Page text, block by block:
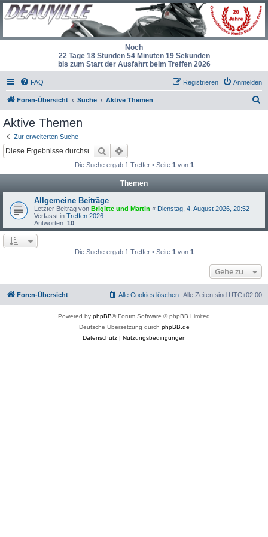
Noch
22 Tage 18 Stunden 54 Minuten 19 Sekunden
bis zum Start der Ausfahrt beim Treffen 2026
FAQ Anmelden
Registrieren
Foren-Übersicht Suche Aktive Themen
Aktive Themen
Zur erweiterten Suche
Suche
Die Suche ergab 1 Treffer • Seite 1von 1
Themen
Allgemeine Beiträge
Letzter Beitrag von Brigitte und Martin « Dienstag, 4. August 2026, 20:52
Verfasst in Treffen 2026
Antworten: 10
Die Suche ergab 1 Treffer • Seite 1von 1
Gehe zu
Foren-Übersicht Alle Zeiten sind UTC+02:00
Alle Cookies löschen
Powered by phpBB® Forum Software © phpBB Limited
Deutsche Übersetzung durch phpBB.de
Datenschutz| Nutzungsbedingungen